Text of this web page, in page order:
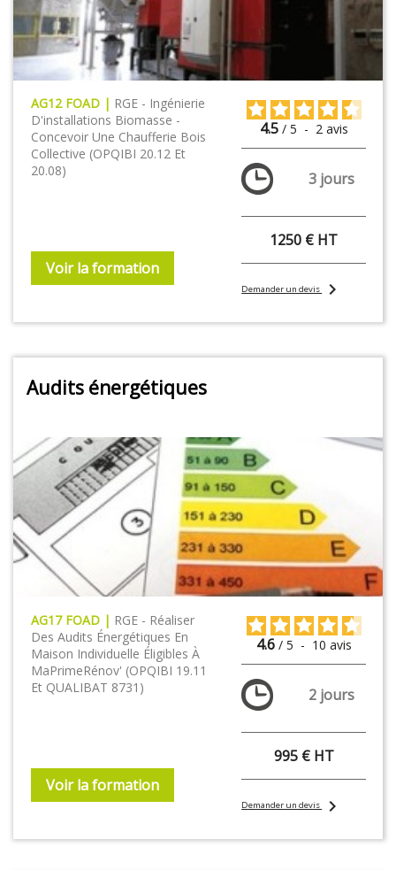
AG12 FOAD | RGE - Ingénierie
D'installations Biomasse -
Concevoir Une Chaufferie Bois
Collective (OPQIBI 20.12 Et
20.08)
Voir la formation
4.5 / 5 - 2 avis
3 jours
1250 € HT
Demander un devischevron_right
Audits énergétiques
AG17 FOAD | RGE - Réaliser
Des Audits Énergétiques En
Maison Individuelle Éligibles À
MaPrimeRénov' (OPQIBI 19.11
Et QUALIBAT 8731 )
Voir la formation
4.6 / 5 - 10 avis
2 jours
995 € HT
Demander un devischevron_right